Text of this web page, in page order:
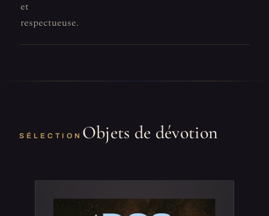
et
respectueuse.
SÉLECTION Objets de dévotion